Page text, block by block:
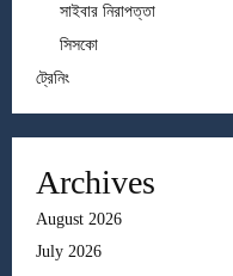
সাইবার নিরাপত্তা
সিসকো
ট্রেনিং
Archives
August 2026
July 2026